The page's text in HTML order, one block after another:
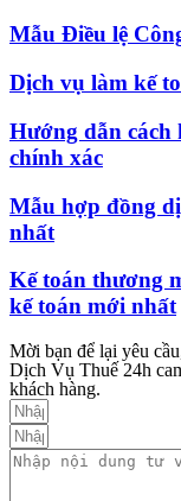
Mẫu Điều lệ
Dịch vụ làm kế
Hướng dẫn cách
chính xác
Mẫu hợp đồng
nhất
Kế toán thương
kế toán mới nhất
Mời bạn để lại yêu
Dịch Vụ Thuế 24h
khách hàng.